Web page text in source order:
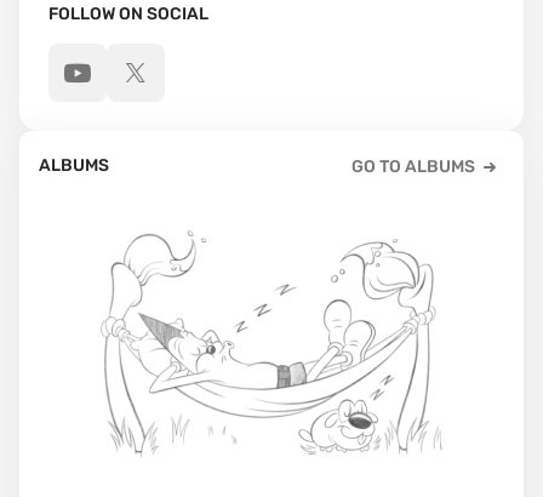
FOLLOW ON SOCIAL
ALBUMS GO TO ALBUMS